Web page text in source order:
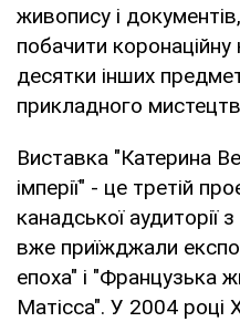
живопису і
побачити
десятки інших
прикладного
Виставка "Катерина
імперії" - це третій
канадської аудиторії
вже приїжджали
епоха" і "Французька
Матісса". У 2004 році